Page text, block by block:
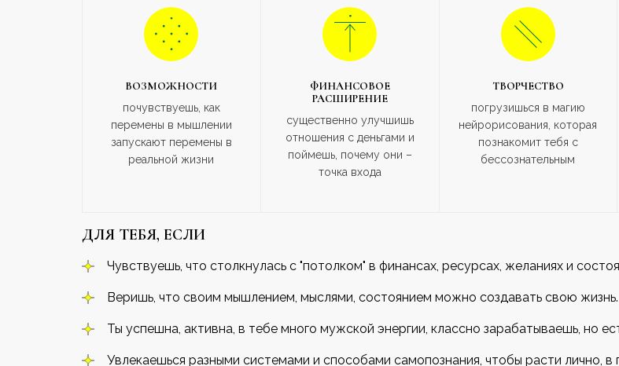
ВОЗМОЖНОСТИ
почувствуешь, как
перемены в мышлении
запускают перемены в
реальной жизни
ФИНАНСОВОЕ
РАСШИРЕНИЕ
существенно улучшишь
отношения с деньгами и
поймешь, почему они –
точка входа
ТВОРЧЕСТВО
погрузишься в магию
нейрорисования, которая
познакомит тебя с
бессознательным
ДЛЯ ТЕБЯ, ЕСЛИ
Чувствуешь, что столкнулась с "потолком" в финансах, ресурсах, желаниях и
Веришь, что своим мышлением, мыслями, состоянием можно создавать свою жизнь.
Ты успешна, активна, в тебе много мужской энергии, классно зарабатываешь, но
Увлекаешься разными системами и способами самопознания, чтобы расти лично, в